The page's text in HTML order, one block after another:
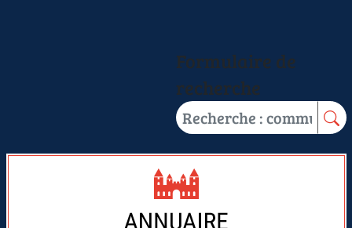
Formulaire de
recherche